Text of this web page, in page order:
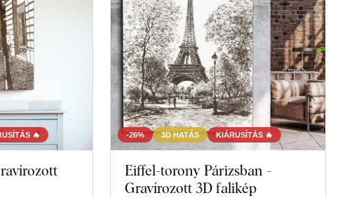
🔥 -26% 3D HATÁS KIÁRUSÍTÁS 🔥
Eiffel-torony Párizsban -
Gravírozott 3D falikép